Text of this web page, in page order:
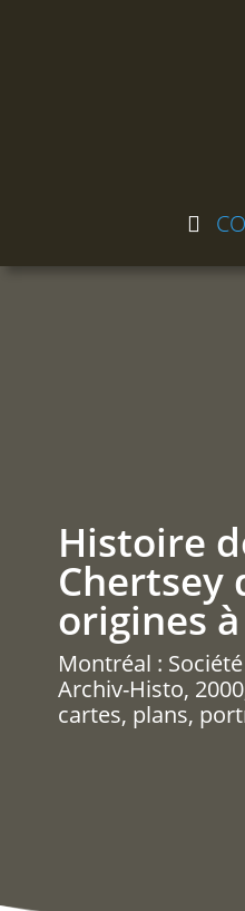
Histoire
Chertsey
origines à
Montréal :
Archiv-Histo,
cartes, plans,